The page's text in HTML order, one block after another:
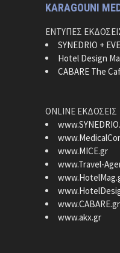
KARAGOUNI
ΕΝΤΥΠΕΣ
SYNEDRIO +
Hotel Design
CABARE The
ONLINE ΕΚΔΟΣΕΙΣ
www.MICE.gr
www.Travel-
www.CABARE.gr
www.akx.gr